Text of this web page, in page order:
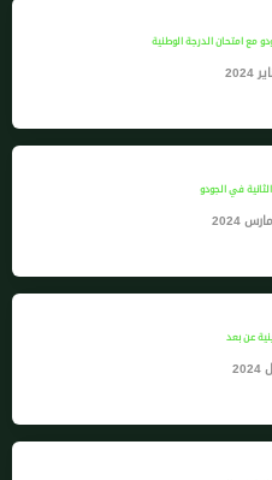
مع امتحان الدرجة الوطنية
في الجودو
عن بعد